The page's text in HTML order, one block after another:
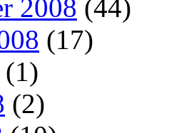
2008 (44)
(17)
(1)
(2)